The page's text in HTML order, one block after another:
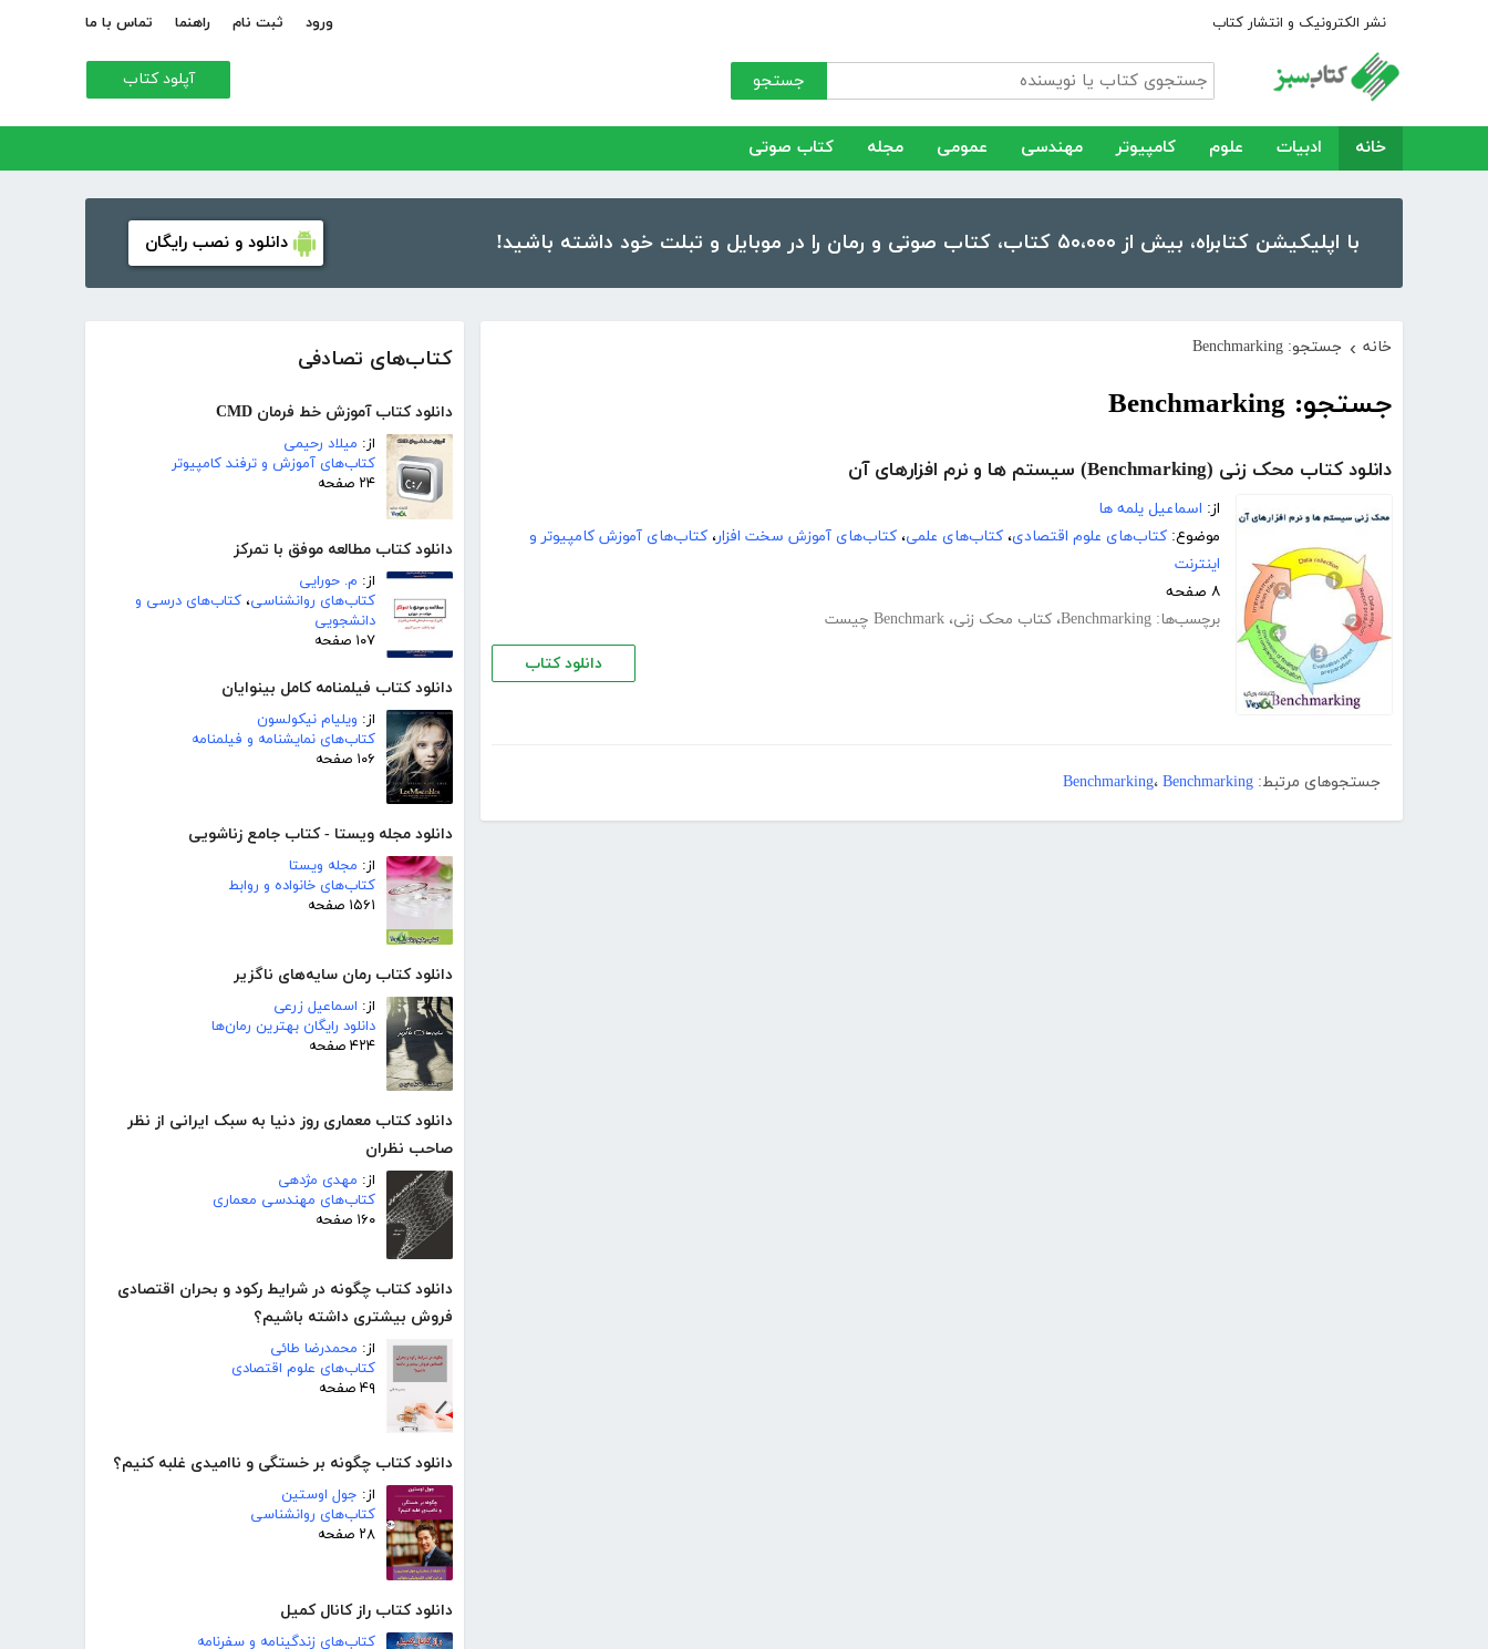
نشر الکترونیک و انتشار کتاب ورود ثبت نام راهنما تماس با ما
جستجو آپلود کتاب
خانه ادبیات علوم کامپیوتر مهندسی عمومی مجله کتاب صوتی
با اپلیکیشن کتابراه، بیش از ۵۰،۰۰۰ کتاب، کتاب صوتی و رمان را در موبایل و تبلت خود داشته باشید! دانلود و نصب رایگان
کتاب‌های تصادفی
دانلود کتاب آموزش خط فرمان CMD
از: میلاد رحیمی
کتاب‌های آموزش و ترفند کامپیوتر
۲۴ صفحه
دانلود کتاب مطالعه موفق با تمرکز
از: م. حورایی
کتاب‌های روانشناسی، کتاب‌های درسی و
دانشجویی
۱۰۷ صفحه
دانلود کتاب فیلمنامه کامل بینوایان
از: ویلیام نیکولسون
کتاب‌های نمایشنامه و فیلمنامه
۱۰۶ صفحه
دانلود مجله ویستا - کتاب جامع زناشویی
از: مجله ویستا
کتاب‌های خانواده و روابط
۱۵۶۱ صفحه
دانلود کتاب رمان سایه‌های ناگزیر
از: اسماعیل زرعی
دانلود رایگان بهترین رمان‌ها
۴۲۴ صفحه
دانلود کتاب معماری روز دنیا به سبک ایرانی از نظر
صاحب نظران
از: مهدی مژدهی
کتاب‌های مهندسی معماری
۱۶۰ صفحه
دانلود کتاب چگونه در شرایط رکود و بحران اقتصادی
فروش بیشتری داشته باشیم؟
از: محمدرضا طائی
کتاب‌های علوم اقتصادی
۴۹ صفحه
دانلود کتاب چگونه بر خستگی و ناامیدی غلبه کنیم؟
از: جول اوستین
کتاب‌های روانشناسی
۲۸ صفحه
دانلود کتاب راز کانال کمیل
کتاب‌های زندگینامه و سفرنامه
خانه › جستجو: Benchmarking
جستجو: Benchmarking
دانلود کتاب محک زنی (Benchmarking) سیستم ها و نرم افزارهای آن
از: اسماعیل یلمه ها
موضوع: کتاب‌های علوم اقتصادی، کتاب‌های علمی، کتاب‌های آموزش سخت افزار، کتاب‌های آموزش کامپیوتر و
اینترنت
۸ صفحه
برچسب‌ها: Benchmarking، کتاب محک زنی، Benchmark چیست
دانلود کتاب
جستجوهای مرتبط: Benchmarking، Benchmarking